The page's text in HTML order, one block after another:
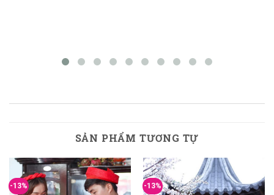
SẢN PHẨM TƯƠNG TỰ
-13% -13%